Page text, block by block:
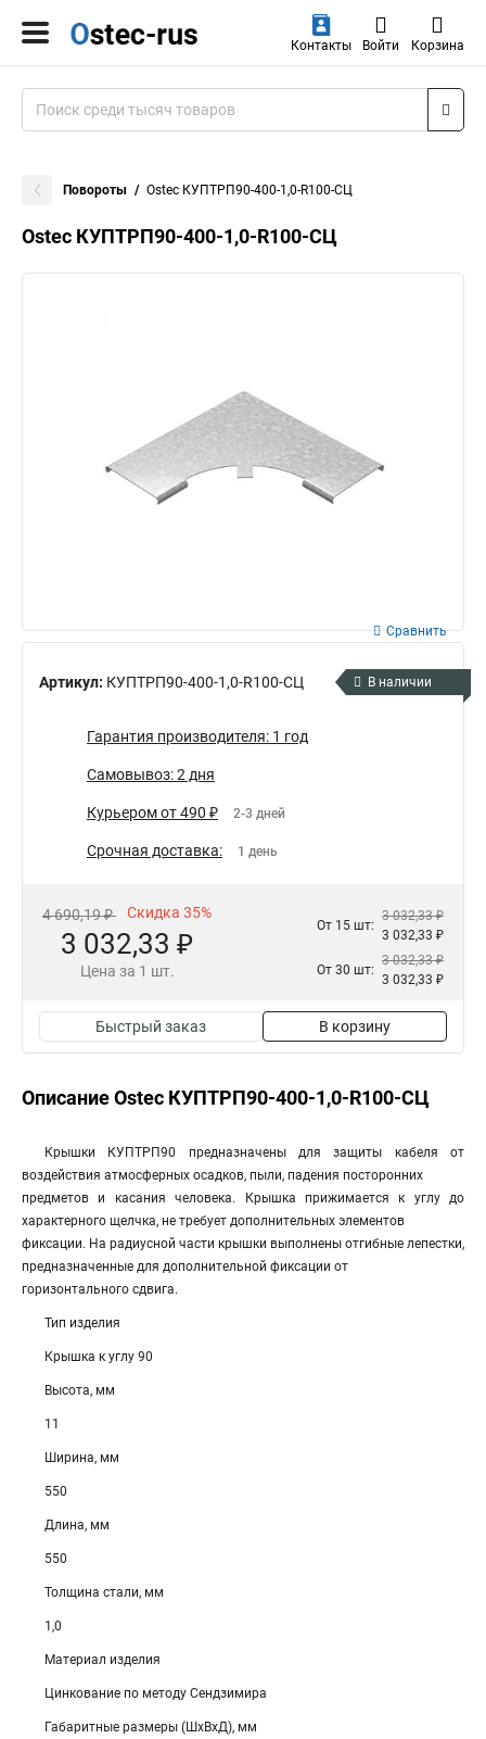
Контакты Войти Корзина
Повороты Ostec КУПТРП90-400-1,0-R100-СЦ
Ostec КУПТРП90-400-1,0-R100-СЦ
Артикул: КУПТРП90-400-1,0-R100-СЦ
Сравнить
В наличии
Гарантия производителя: 1 год
Самовывоз: 2 дня
Курьером от 490 ₽ 2-3 дней
Срочная доставка: 1 день
4 690,19 ₽ Скидка 35%
3 032,33 ₽
Цена за 1 шт.
От 15 шт:
3 032,33 ₽
3 032,33 ₽
От 30 шт:
3 032,33 ₽
3 032,33 ₽
Быстрый заказ В корзину
Описание Ostec КУПТРП90-400-1,0-R100-СЦ
Крышки КУПТРП90 предназначены для защиты кабеля от
воздействия атмосферных осадков, пыли, падения посторонних
предметов и касания человека. Крышка прижимается к углу до
характерного щелчка, не требует дополнительных элементов
фиксации. На радиусной части крышки выполнены отгибные лепестки,
предназначенные для дополнительной фиксации от
горизонтального сдвига.
Тип изделия
Крышка к углу 90
Высота, мм
11
Ширина, мм
550
Длина, мм
550
Толщина стали, мм
1,0
Материал изделия
Цинкование по методу Сендзимира
Габаритные размеры (ШхВхД), мм